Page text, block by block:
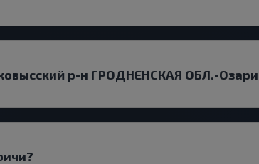
р-н ГРОДНЕНСКАЯ ОБЛ.-